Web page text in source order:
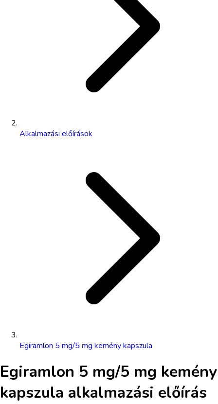
Alkalmazási előírások
Egiramlon 5 mg/5 mg kemény kapszula
Egiramlon 5 mg/5 mg kemény
kapszula alkalmazási előírás